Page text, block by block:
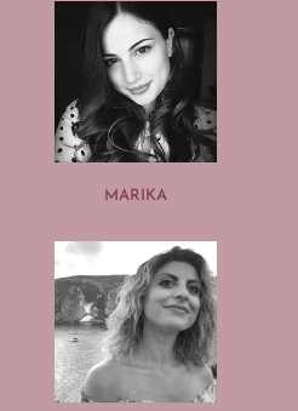
MARIKA